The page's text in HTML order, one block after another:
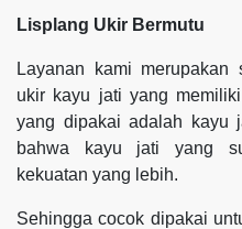
Lisplang Ukir Bermutu
Layanan kami
ukir kayu jati yang
yang dipakai adalah kayu
bahwa kayu jati yang
kekuatan yang lebih.
Sehingga cocok dipakai